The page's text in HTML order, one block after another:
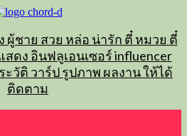
ผู้ชาย สวย หล่อ น่ารัก ตี๋ หมวย ตี๋
ดง อินฟลูเอนเซอร์ influencer
ะวัติ วาร์ป รูปภาพ ผลงาน ให้ได้
ติดตาม